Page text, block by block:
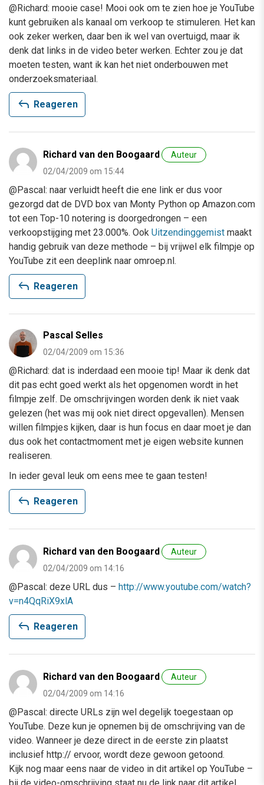
@Richard: mooie case! Mooi ook om te zien hoe je YouTube
kunt gebruiken als kanaal om verkoop te stimuleren. Het kan
ook zeker werken, daar ben ik wel van overtuigd, maar ik
denk dat links in de video beter werken. Echter zou je dat
moeten testen, want ik kan het niet onderbouwen met
onderzoeksmateriaal.
reply Reageren
Richard van den Boogaard
Auteur
02/04/2009 om 15:44
@Pascal: naar verluidt heeft die ene link er dus voor
gezorgd dat de DVD box van Monty Python op Amazon.com
tot een Top-10 notering is doorgedrongen – een
verkoopstijging met 23.000%. Ook Uitzendinggemist maakt
handig gebruik van deze methode – bij vrijwel elk filmpje op
YouTube zit een deeplink naar omroep.nl.
reply Reageren
Pascal Selles
02/04/2009 om 15:36
@Richard: dat is inderdaad een mooie tip! Maar ik denk dat
dit pas echt goed werkt als het opgenomen wordt in het
filmpje zelf. De omschrijvingen worden denk ik niet vaak
gelezen (het was mij ook niet direct opgevallen). Mensen
willen filmpjes kijken, daar is hun focus en daar moet je dan
dus ook het contactmoment met je eigen website kunnen
realiseren.
In ieder geval leuk om eens mee te gaan testen!
reply Reageren
Richard van den Boogaard
Auteur
02/04/2009 om 14:16
@Pascal: deze URL dus – http://www.youtube.com/watch?
v=n4QqRiX9xlA
reply Reageren
Richard van den Boogaard
Auteur
02/04/2009 om 14:16
@Pascal: directe URLs zijn wel degelijk toegestaan op
YouTube. Deze kun je opnemen bij de omschrijving van de
video. Wanneer je deze direct in de eerste zin plaatst
inclusief http:// ervoor, wordt deze gewoon getoond.
Kijk nog maar eens naar de video in dit artikel op YouTube –